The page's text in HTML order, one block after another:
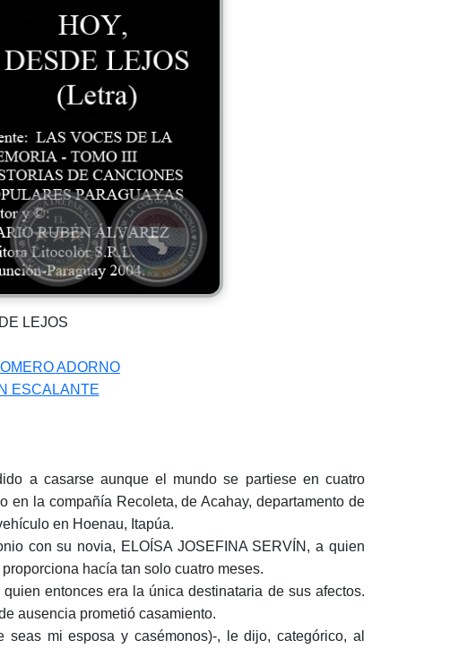
LEJOS
ADORNO
ESCALANTE
a casarse aunque el mundo se partiese en cuatro
en la compañía Recoleta, de Acahay, departamento de
en Hoenau, Itapúa.
con su novia, ELOÍSA JOSEFINA SERVÍN, a quien
hacía tan solo cuatro meses.
entonces era la única destinataria de sus afectos.
ausencia prometió casamiento.
mi esposa y casémonos)-, le dijo, categórico, al